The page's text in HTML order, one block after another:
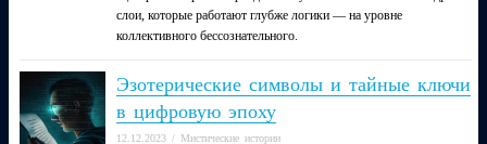
слои, которые работают глубже логики — на уровне
коллективного бессознательного.
Эзотерические символы и тайные ключи
в цифровую эпоху
12.12.2023 / Мистические истории